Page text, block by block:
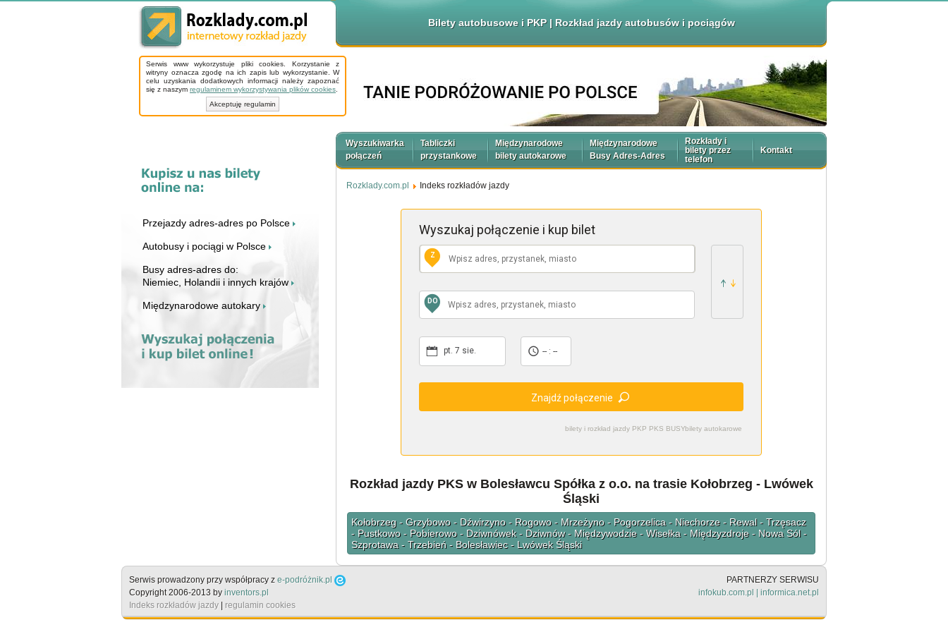
Bilety autobusowe i PKP | Rozkład jazdy autobusów i pociągów
Serwis www wykorzystuje pliki cookies. Korzystanie z
witryny oznacza zgodę na ich zapis lub wykorzystanie. W
celu uzyskania dodatkowych informacji należy zapoznać
się z naszym regulaminem wykorzystywania plików cookies
Akceptuję regulamin
Przejazdy adres-adres po Polsce
Autobusy i pociągi w Polsce
Busy adres-adres do:
Niemiec, Holandii i innych krajów
Międzynarodowe autokary
Wyszukiwarka
połączeń
Tabliczki
przystankowe
Międzynarodowe
bilety autokarowe
Międzynarodowe
Busy Adres-Adres
Rozkłady i
bilety przez
telefon
Kontakt
Rozklady.com.pl Indeks rozkładów jazdy
bilety i rozkład jazdy PKP PKS BUSYbilety autokarowe
Wyszukaj połączenie i kup bilet
Z
DO
pt. 7 sie. -- : --
Znajdź połączenie
Rozkład jazdy PKS w Bolesławcu Spółka z o.o. na trasie Kołobrzeg - Lwówek
Śląski
Kołobrzeg - Grzybowo - Dźwirzyno - Rogowo - Mrzeżyno - Pogorzelica - Niechorze - Rewal - Trzęsacz
- Pustkowo - Pobierowo - Dziwnówek - Dziwnów - Międzywodzie - Wisełka - Międzyzdroje - Nowa Sól -
Szprotawa - Trzebień - Bolesławiec - Lwówek Śląski
Serwis prowadzony przy współpracy z e-podróżnik.pl
Copyright 2006-2013 by inventors.pl
Indeks rozkładów jazdy | regulamin cookies
PARTNERZY SERWISU
infokub.com.pl | informica.net.pl